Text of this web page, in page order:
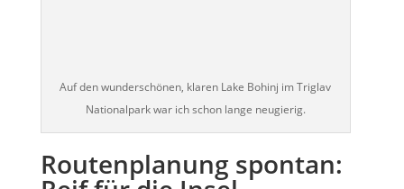
Auf den wunderschönen, klaren Lake Bohinj im Triglav
Nationalpark war ich schon lange neugierig.
Routenplanung spontan: